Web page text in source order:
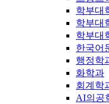
학부대
학부대
학부대
한국어
행정학
화학과
회계학
AI의공